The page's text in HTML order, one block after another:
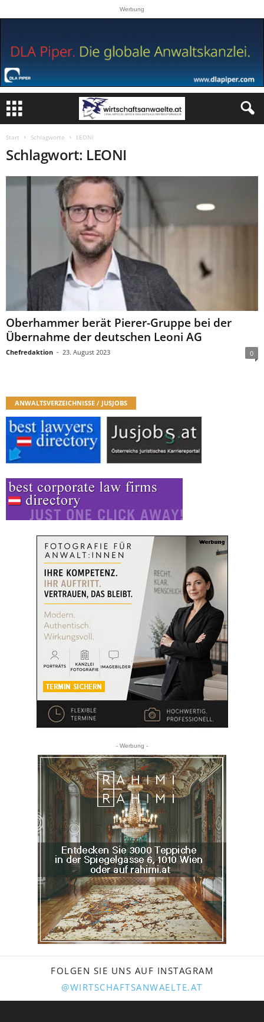
Werbung
Start Schlagworte LEONI
Schlagwort: LEONI
Oberhammer berät Pierer-Gruppe bei der
Übernahme der deutschen Leoni AG
Chefredaktion - 23. August 2023 0
ANWALTSVERZEICHNISSE / JUSJOBS
- Werbung -
FOLGEN SIE UNS AUF INSTAGRAM
@WIRTSCHAFTSANWAELTE.AT